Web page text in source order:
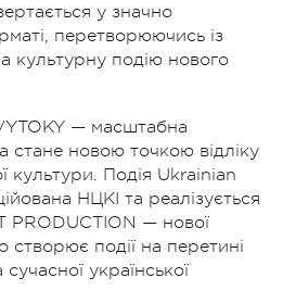
у значно
перетворюючись із
культурну подію нового
— масштабна
стане новою точкою відліку
культури. Подія Ukrainian
НЦКІ та реалізується
PRODUCTION — нової
створює події на перетині
української